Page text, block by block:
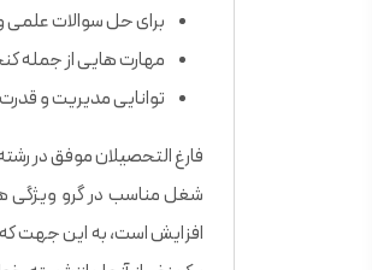
برای حل سوالات علمی
مهارت هایی از جمله
توانایی مدیریت و
فارغ التحصیلان موفق در
شغل مناسب در گرو ویژگی